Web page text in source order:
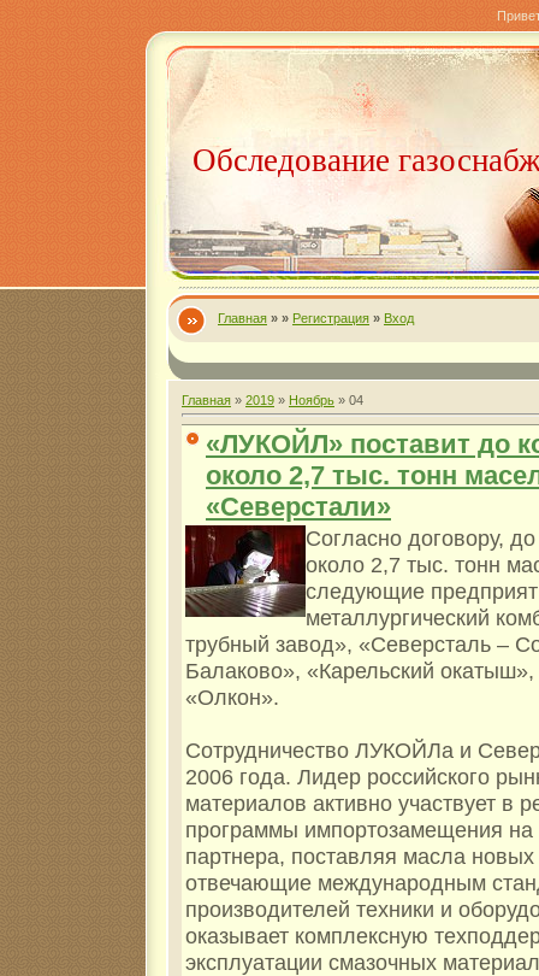
Обследование
Главная » » Регистрация » Вход
Главная » 2019 » Ноябрь » 04
«ЛУКОЙЛ» поставит до
около 2,7 тыс. тонн
«Северстали»
Согласно договору,
около 2,7 тыс. тонн
следующие
металлургический
трубный завод», «Северсталь –
Балаково», «Карельский окатыш»,
«Олкон».
Сотрудничество ЛУКОЙЛа и
2006 года. Лидер российского
материалов активно участвует в
программы импортозамещения на
партнера, поставляя масла
отвечающие международным
производителей техники и
оказывает комплексную
эксплуатации смазочных